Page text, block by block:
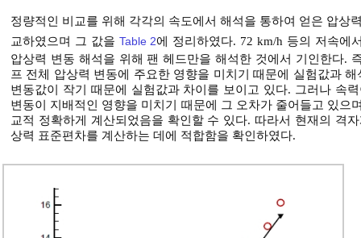
정량적인 비교를 위해 각각의 속도에서 해석을 통하여 얻은 압상
교하였으며 그 값을 Table 2에 정리하였다. 72 km/h 등의 저속에
압상력 변동 해석을 위해 팬 헤드만을 해석한 것에서 기인한다.
프 전체 압상력 변동에 주요한 영향을 미치기 때문에 실험값과
변동값이 작기 때문에 실험값과 차이를 보이고 있다. 그러나 속
변동이 지배적인 영향을 미치기 때문에 그 오차가 줄어들고 있으
교적 정확하게 계산되었음을 확인할 수 있다. 따라서 현재의 격
상력 표준편차를 계산하는 데에 적합함을 확인하였다.